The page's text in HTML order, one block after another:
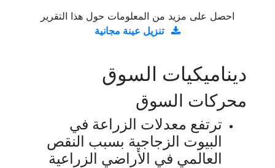
احصل على مزيد من المعلومات حول هذا التقرير
تنزيل عينة مجانية
ديناميكيات السوق
محركات السوق
ترتفع معدلات الزراعة في
البيوت الزجاجية بسبب النقص
العالمي في الأراضي الزراعية